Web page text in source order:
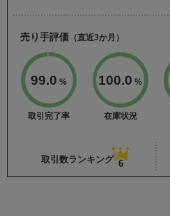
売り手評価 （直近3か月）
99.0 %
取引完了率
100.0 %
在庫状況
取引数ランキング 6